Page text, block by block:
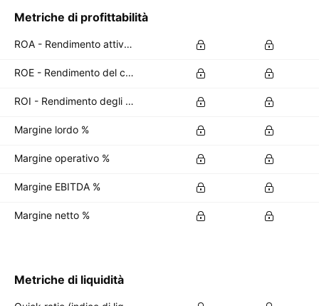
Metriche di profittabilità
ROA - Rendimento attività %
ROE - Rendimento del capitale %
ROI - Rendimento degli investimenti %
Margine lordo %
Margine operativo %
Margine EBITDA %
Margine netto %
Metriche di liquidità